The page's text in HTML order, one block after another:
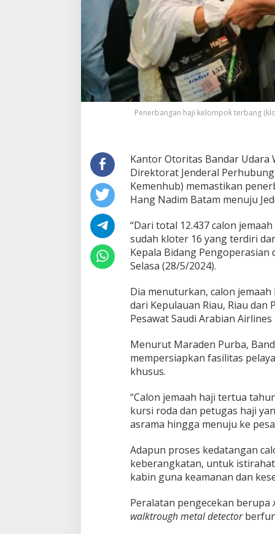
a
n
g
N
a
d
i
m
d
a
t
j
e
n
H
b
u
d
P
a
t
i
k
a
K
e
l
c
a
r
a
K
e
b
a
n
Penerbangan haji kelompok terbang
Kantor Otoritas Bandar Udara
Direktorat Jenderal
Kemenhub) memastikan
Hang Nadim Batam menuju
“Dari total 12.437 calon
sudah kloter 16 yang terdiri
Kepala Bidang Pengoperasian
Selasa (28/5/2024).
Dia menuturkan, calon
dari Kepulauan Riau, Riau
Pesawat Saudi Arabian
Menurut Maraden Purba,
mempersiapkan fasilitas
khusus.
“Calon jemaah haji tertua
kursi roda dan petugas haji
asrama hingga menuju ke
Adapun proses kedatangan
keberangkatan, untuk
kabin guna keamanan dan
Peralatan pengecekan berupa
walktrough metal detector